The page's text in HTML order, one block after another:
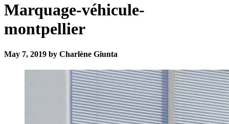
Marquage-véhicule-
montpellier
May 7, 2019 by Charlène Giunta